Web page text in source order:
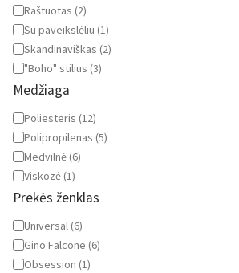
Raštuotas (2)
Su paveikslėliu (1)
Skandinaviškas (2)
"Boho" stilius (3)
Medžiaga
Medžiaga
Poliesteris (12)
Polipropilenas (5)
Medvilnė (6)
Viskozė (1)
Prekės ženklas
Prekės
ženklas
Universal (6)
Gino Falcone (6)
Obsession (1)